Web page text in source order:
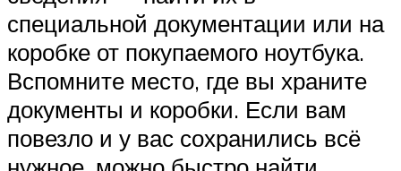
специальной документации или на
коробке от покупаемого ноутбука.
Вспомните место, где вы храните
документы и коробки. Если вам
повезло и у вас сохранились всё